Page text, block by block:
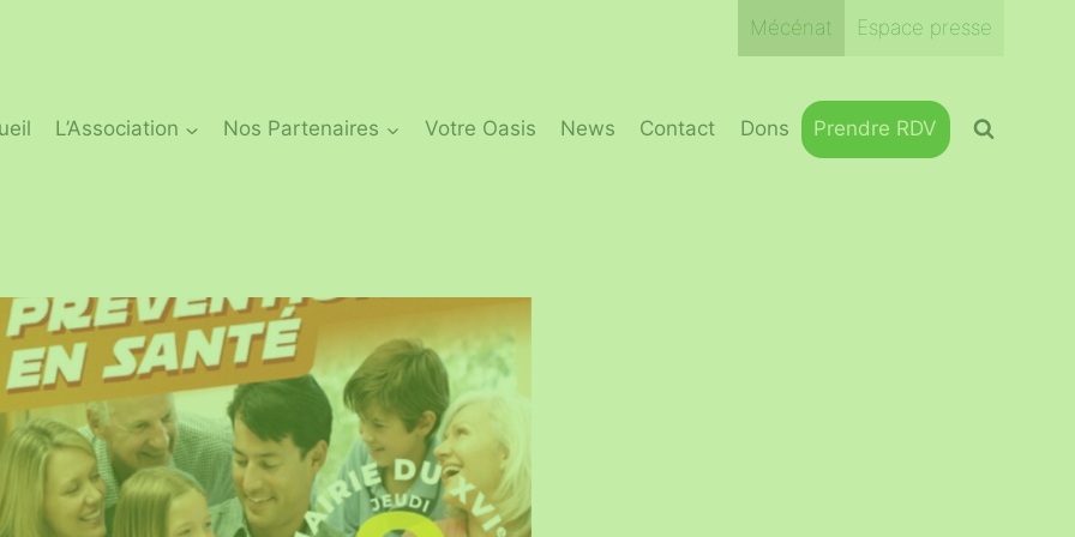
Mécénat Espace presse
L’Association Nos Partenaires Votre Oasis News Contact Dons Prendre RDV